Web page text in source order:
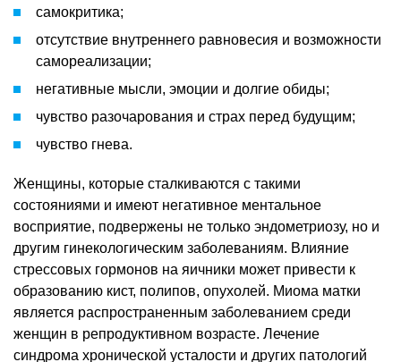
самокритика;
отсутствие внутреннего равновесия и возможности
самореализации;
негативные мысли, эмоции и долгие обиды;
чувство разочарования и страх перед будущим;
чувство гнева.
Женщины, которые сталкиваются с такими
состояниями и имеют негативное ментальное
восприятие, подвержены не только эндометриозу, но и
другим гинекологическим заболеваниям. Влияние
стрессовых гормонов на яичники может привести к
образованию кист, полипов, опухолей. Миома матки
является распространенным заболеванием среди
женщин в репродуктивном возрасте. Лечение
синдрома хронической усталости и других патологий